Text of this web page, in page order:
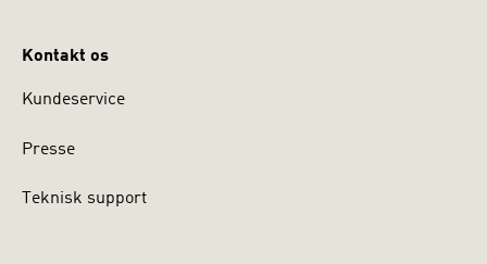
Kontakt os
Kundeservice
Presse
Teknisk support